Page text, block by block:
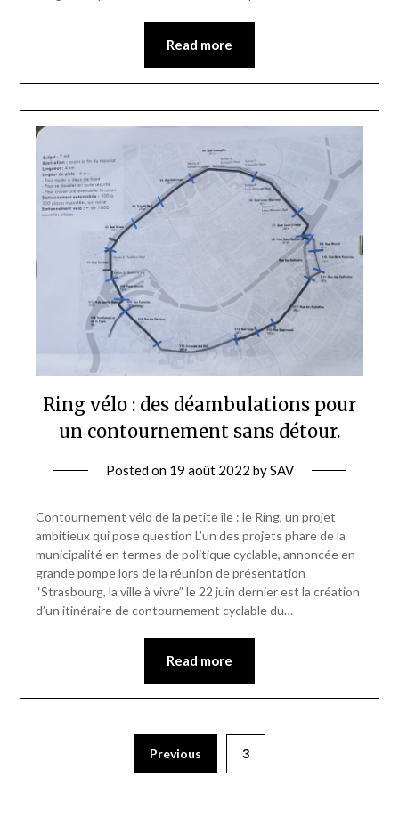
Read more
Ring vélo : des déambulations pour
un contournement sans détour.
Posted on 19 août 2022 bySAV
Contournement vélo de la petite île : le Ring, un projet
ambitieux qui pose question L’un des projets phare de la
municipalité en termes de politique cyclable, annoncée en
grande pompe lors de la réunion de présentation
“Strasbourg, la ville à vivre” le 22 juin dernier est la création
d’un itinéraire de contournement cyclable du…
Read more
Previous 3